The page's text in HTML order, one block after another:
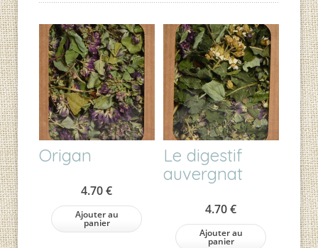
Origan
4.70€
Ajouter au
panier
Le digestif
auvergnat
4.70€
Ajouter au
panier